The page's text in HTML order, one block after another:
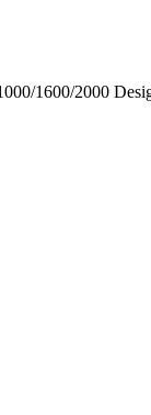
1600/2000